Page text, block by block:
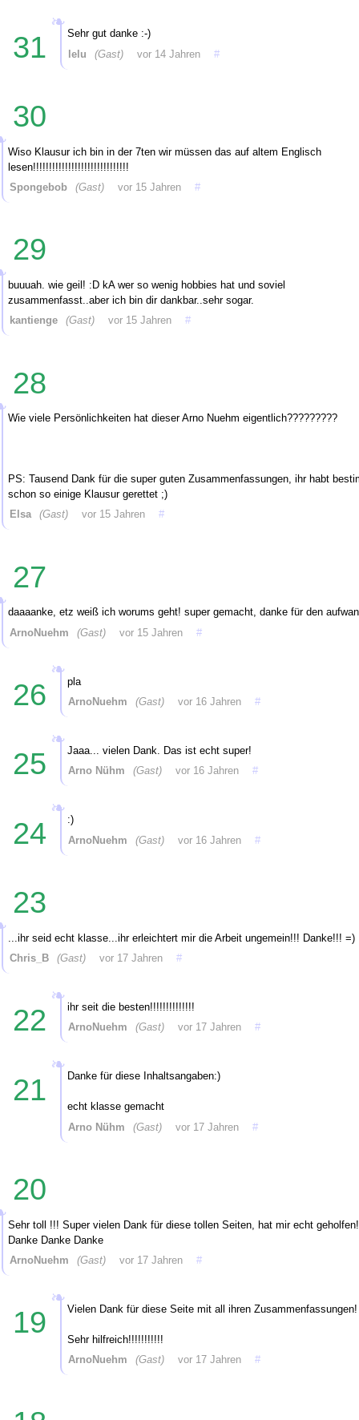
31
Sehr gut danke :-)
lelu
(Gast) vor 14 Jahren #
30
Wiso Klausur ich bin in der 7ten wir müssen das auf altem Englisch
lesen!!!!!!!!!!!!!!!!!!!!!!!!!!!!!!
Spongebob
(Gast) vor 15 Jahren #
29
buuuah. wie geil! :D kA wer so wenig hobbies hat und soviel
zusammenfasst..aber ich bin dir dankbar..sehr sogar.
kantienge
(Gast) vor 15 Jahren #
28
Wie viele Persönlichkeiten hat dieser Arno Nuehm eigentlich?????????
PS: Tausend Dank für die super guten Zusammenfassungen, ihr habt
schon so einige Klausur gerettet ;)
Elsa
(Gast) vor 15 Jahren #
27
daaaanke, etz weiß ich worums geht! super gemacht, danke für den
ArnoNuehm
(Gast) vor 15 Jahren #
26
pla
ArnoNuehm
(Gast) vor 16 Jahren #
25
Jaaa... vielen Dank. Das ist echt super!
Arno Nühm
(Gast) vor 16 Jahren #
24
:)
ArnoNuehm
(Gast) vor 16 Jahren #
23
...ihr seid echt klasse...ihr erleichtert mir die Arbeit ungemein!!! Danke!!! =)
Chris_B
(Gast) vor 17 Jahren #
22
ihr seit die besten!!!!!!!!!!!!!!
ArnoNuehm
(Gast) vor 17 Jahren #
21 Danke für diese Inhaltsangaben:)
echt klasse gemacht
Arno Nühm
(Gast) vor 17 Jahren #
20
Sehr toll !!! Super vielen Dank für diese tollen Seiten, hat mir echt geholfen!
Danke Danke Danke
ArnoNuehm
(Gast) vor 17 Jahren #
19 Vielen Dank für diese Seite mit all ihren Zusammenfassungen!
Sehr hilfreich!!!!!!!!!!!
ArnoNuehm
(Gast) vor 17 Jahren #